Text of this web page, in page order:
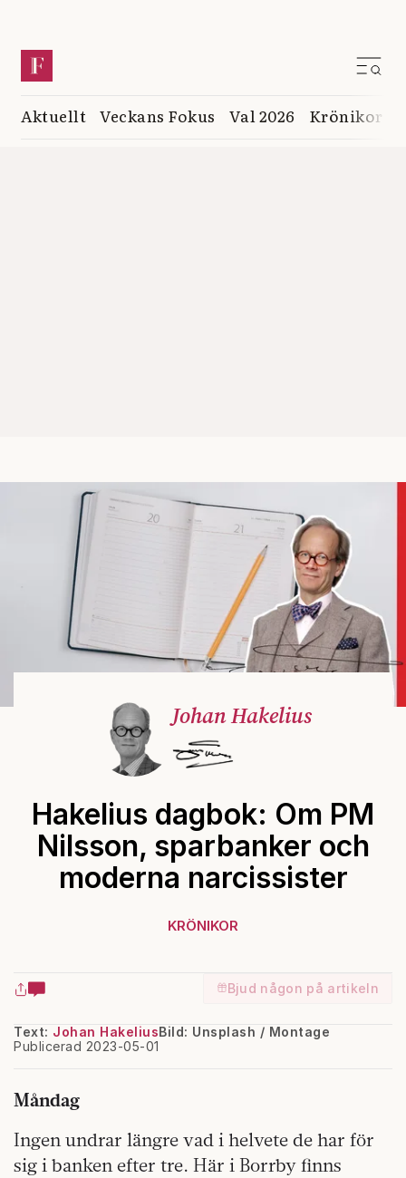
Aktuellt Veckans Fokus Val 2026 Krönikor
Johan Hakelius
Hakelius dagbok: Om PM
Nilsson, sparbanker och
moderna narcissister
KRÖNIKOR
Bjud någon på artikeln
Text: Johan Hakelius
Publicerad 2023-05-01
Bild: Unsplash / Montage
Måndag
Ingen undrar längre vad i helvete de har för
sig i banken efter tre. Här i Borrby finns